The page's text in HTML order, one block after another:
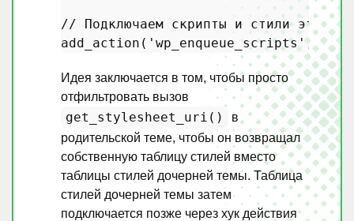
// Подключаем скрипты и стили этой
add_action ( 'wp_enqueue_scripts',
Идея заключается в том, чтобы просто
отфильтровать вызов
get_stylesheet_uri()
в
родительской теме, чтобы он возвращал
собственную таблицу стилей вместо
таблицы стилей дочерней темы. Таблица
стилей дочерней темы затем
подключается позже через хук действия